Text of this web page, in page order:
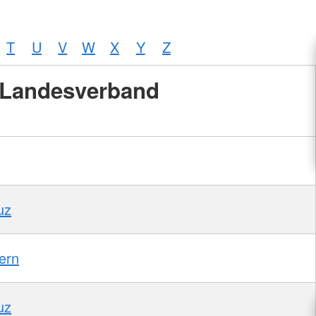
T U V W X Y Z
Landesverband